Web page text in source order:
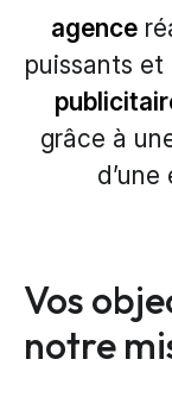
agence
puissants et
grâce à
d’une
Vos
notre